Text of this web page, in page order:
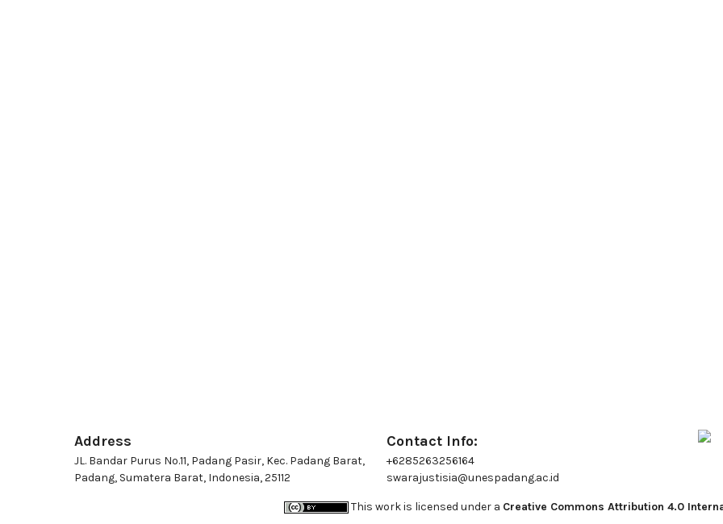
Address
JL. Bandar Purus No.11, Padang Pasir, Kec. Padang Barat,
Padang, Sumatera Barat, Indonesia, 25112
Contact Info:
+6285263256164
swarajustisia@unespadang.ac.id
This work is licensed under a Creative Commons Attribution 4.0